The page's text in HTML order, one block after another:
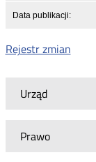
Urząd
Prawo
Data publikacji:
Rejestr zmian